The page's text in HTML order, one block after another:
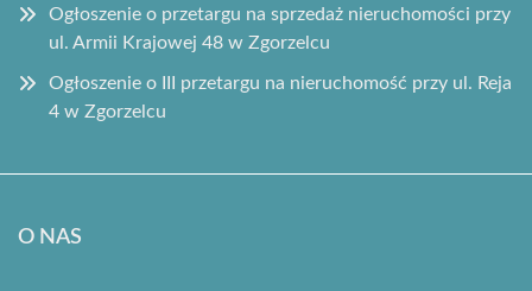
Ogłoszenie o przetargu na sprzedaż nieruchomości przy
ul. Armii Krajowej 48 w Zgorzelcu
Ogłoszenie o III przetargu na nieruchomość przy ul. Reja
4 w Zgorzelcu
O NAS